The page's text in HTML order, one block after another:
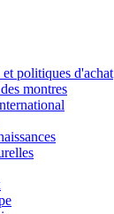
politiques d'achat
montres